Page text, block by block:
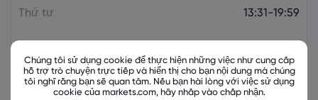
Thứ tư 13:31-19:59
Chúng tôi sử dụng cookie để thực hiện những việc như cung cấp
hỗ trợ trò chuyện trực tiếp và hiển thị cho bạn nội dung mà chúng
tôi nghĩ rằng bạn sẽ quan tâm. Nếu bạn hài lòng với việc sử dụng
cookie của markets.com, hãy nhấp vào chấp nhận.